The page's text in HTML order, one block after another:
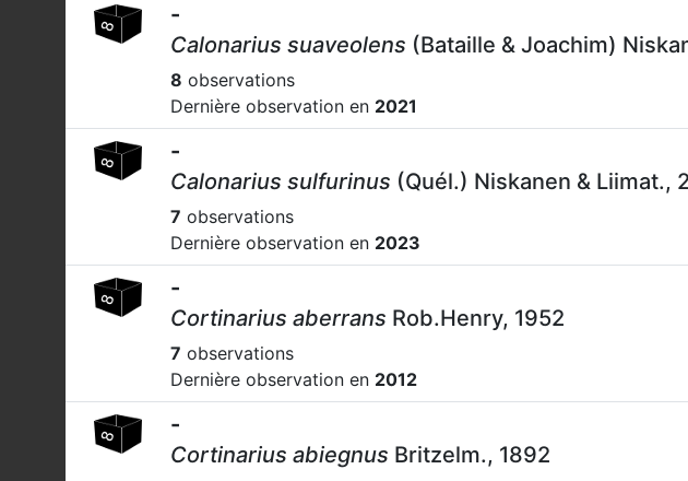
-
Calonarius suaveolens (Bataille & Joachim)
8 observations
Dernière observation en 2021
-
Calonarius sulfurinus (Quél.) Niskanen & Liimat.,
7 observations
Dernière observation en 2023
-
Cortinarius aberrans Rob.Henry, 1952
7 observations
Dernière observation en 2012
-
Cortinarius abiegnus Britzelm., 1892